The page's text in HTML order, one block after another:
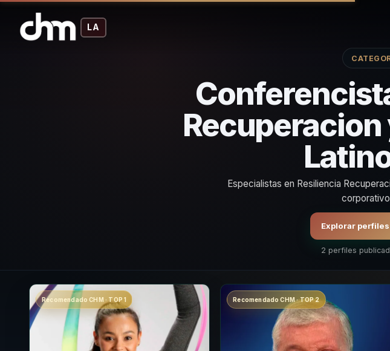
LA
Especialistas en Resiliencia
Explorar perfiles
2 perfiles
Recomendado CHM · TOP 1 Recomendado CHM · TOP 2